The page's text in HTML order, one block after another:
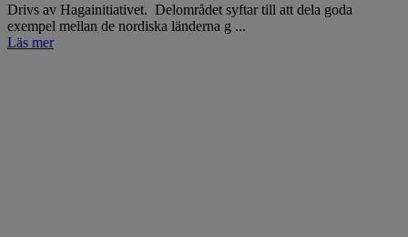
Drivs av Hagainitiativet. Delområdet syftar till att dela goda
exempel mellan de nordiska länderna g ...
Läs mer